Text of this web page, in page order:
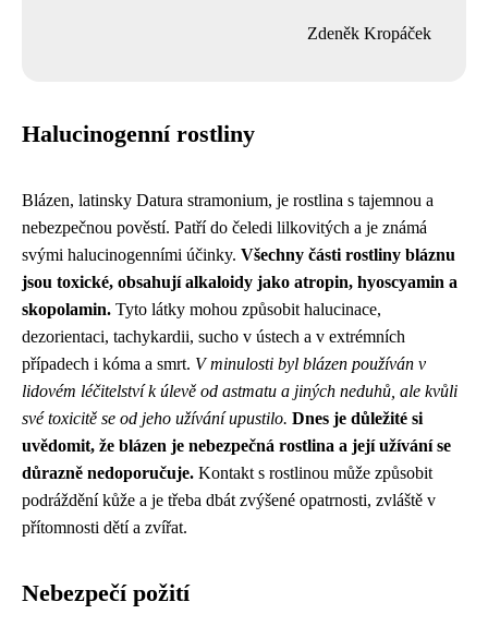
Zdeněk Kropáček
Halucinogenní rostliny
Blázen, latinsky Datura stramonium, je rostlina s tajemnou a
nebezpečnou pověstí. Patří do čeledi lilkovitých a je známá
svými halucinogenními účinky. Všechny části rostliny bláznu
jsou toxické, obsahují alkaloidy jako atropin, hyoscyamin a
skopolamin. Tyto látky mohou způsobit halucinace,
dezorientaci, tachykardii, sucho v ústech a v extrémních
případech i kóma a smrt. V minulosti byl blázen používán v
lidovém léčitelství k úlevě od astmatu a jiných neduhů, ale kvůli
své toxicitě se od jeho užívání upustilo. Dnes je důležité si
uvědomit, že blázen je nebezpečná rostlina a její užívání se
důrazně nedoporučuje. Kontakt s rostlinou může způsobit
podráždění kůže a je třeba dbát zvýšené opatrnosti, zvláště v
přítomnosti dětí a zvířat.
Nebezpečí požití